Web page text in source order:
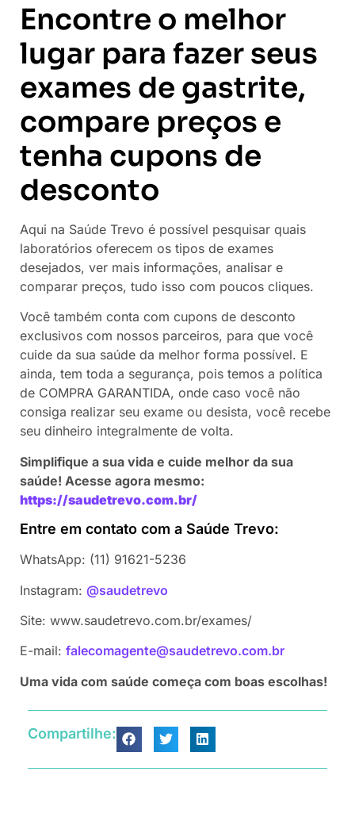
Encontre o melhor
lugar para fazer seus
exames de gastrite,
compare preços e
tenha cupons de
desconto
Aqui na Saúde Trevo é possível pesquisar quais
laboratórios oferecem os tipos de exames
desejados, ver mais informações, analisar e
comparar preços, tudo isso com poucos cliques.
Você também conta com cupons de desconto
exclusivos com nossos parceiros, para que você
cuide da sua saúde da melhor forma possível. E
ainda, tem toda a segurança, pois temos a política
de COMPRA GARANTIDA, onde caso você não
consiga realizar seu exame ou desista, você recebe
seu dinheiro integralmente de volta.
Simplifique a sua vida e cuide melhor da sua
saúde! Acesse agora mesmo:
https://saudetrevo.com.br/
Entre em contato com a Saúde Trevo:
WhatsApp: (11) 91621-5236
Instagram: @saudetrevo
Site: www.saudetrevo.com.br/exames/
E-mail: falecomagente@saudetrevo.com.br
Uma vida com saúde começa com boas escolhas!
Compartilhe: